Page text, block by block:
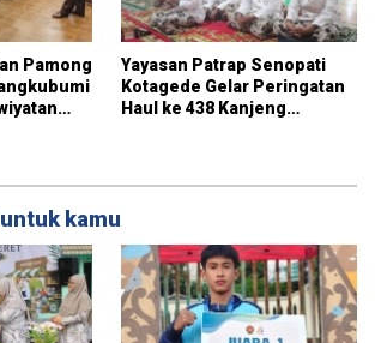
Pamong
Yayasan Patrap Senopati
Kotagede Gelar Peringatan
Haul ke 438 Kanjeng
kamu